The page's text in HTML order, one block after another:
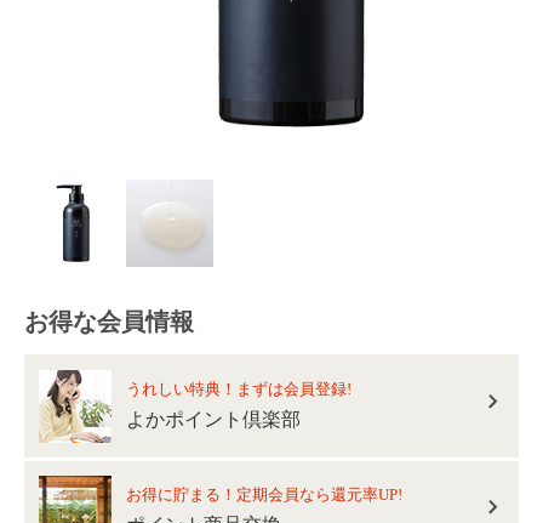
お得な会員情報
うれしい特典！まずは会員登録!
よかポイント倶楽部
お得に貯まる！定期会員なら還元率UP!